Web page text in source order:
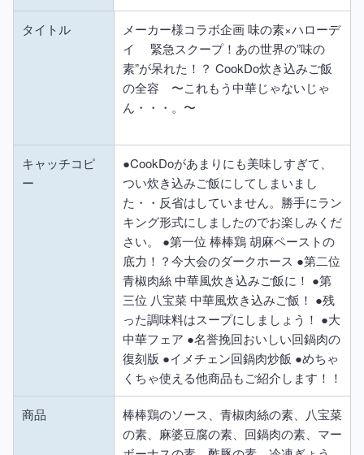
タイトル
メーカー様コラボ企画 味の素×ハローデ
イ 緊急スクープ！あの世界の”味の
素”が呆れた！？ CookDo炊き込みご飯
の全容 〜これもう中華じゃないじゃ
ん・・・。〜
キャッチコピ
ー
●CookDoがあまりにも美味しすぎて、
つい炊き込みご飯にしてしまいまし
た・・反省はしていません。勝手にラン
キング形式にしましたのでお楽しみくだ
さい。 ●第一位 棒棒鶏 胡麻ペーストの
底力！？今大会のダークホース ●第二位
青椒肉絲 中華風炊き込みご飯に！ ●第
三位 八宝菜 中華風炊き込みご飯！ ●残
った調味料はスープにしましょう！ ●大
中華フェア ●名誉挽回おいしい回鍋肉の
復刻版 ●イメチェン回鍋肉炒飯 ●めちゃ
くちゃ使える他商品もご紹介します！！
商品
棒棒鶏のソース、青椒肉絲の素、八宝菜
の素、麻婆豆腐の素、回鍋肉の素、マー